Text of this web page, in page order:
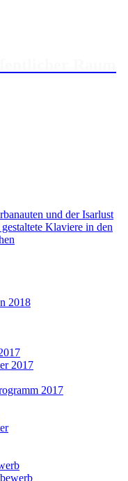
und der Isarlust
Klaviere in den
2018
2017
2017